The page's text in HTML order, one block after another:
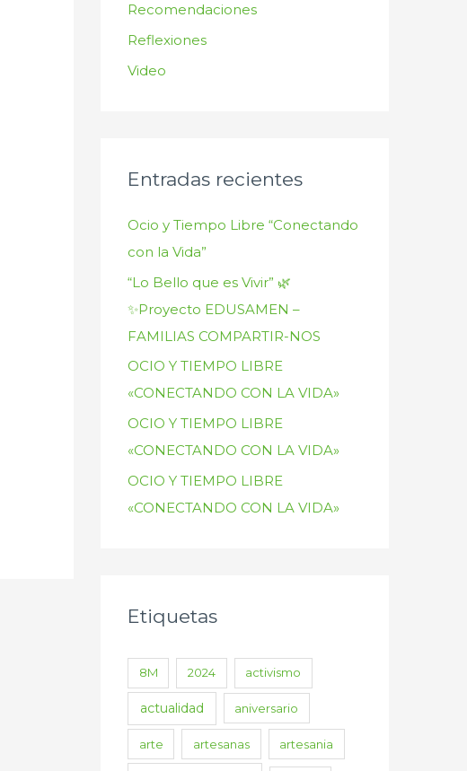
Recomendaciones
Reflexiones
Video
Entradas recientes
Ocio y Tiempo Libre “Conectando
con la Vida”
“Lo Bello que es Vivir” 🌿
✨Proyecto EDUSAMEN –
FAMILIAS COMPARTIR-NOS
OCIO Y TIEMPO LIBRE
«CONECTANDO CON LA VIDA»
OCIO Y TIEMPO LIBRE
«CONECTANDO CON LA VIDA»
OCIO Y TIEMPO LIBRE
«CONECTANDO CON LA VIDA»
Etiquetas
8M 2024 activismo
actualidad aniversario
arte artesanas artesania